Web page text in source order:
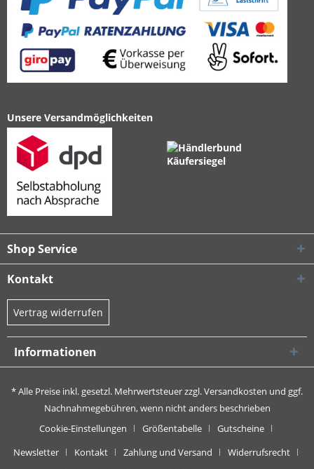
Unsere Versandmöglichkeiten
Shop Service
Kontakt
Vertrag widerrufen
Informationen
* Alle Preise inkl. gesetzl. Mehrwertsteuer zzgl.Versandkosten und ggf.
Nachnahmegebühren, wenn nicht anders beschrieben
Cookie-Einstellungen
Größentabelle
Gutscheine
Newsletter
Kontakt Zahlung und Versand
Widerrufsrecht